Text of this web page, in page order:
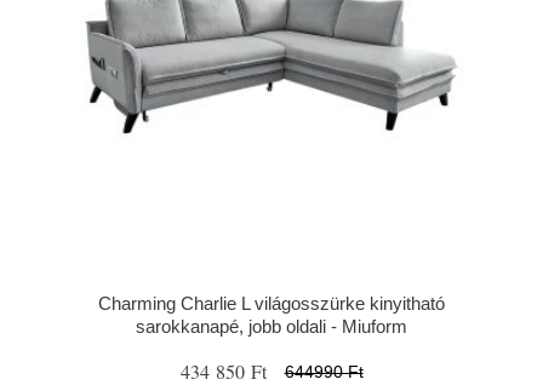
Charming Charlie L világosszürke kinyitható
sarokkanapé, jobb oldali - Miuform
434 850 Ft 644990 Ft